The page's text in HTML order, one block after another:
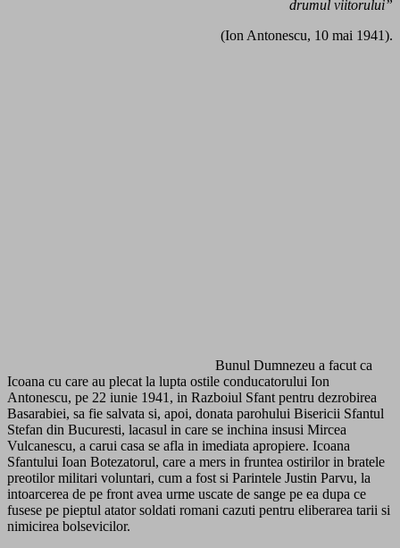
drumul viitorului”
(Ion Antonescu, 10 mai 1941).
Bunul Dumnezeu a facut ca
Icoana cu care au plecat la lupta ostile conducatorului Ion
Antonescu, pe 22 iunie 1941, in Razboiul Sfant pentru dezrobirea
Basarabiei, sa fie salvata si, apoi, donata parohului Bisericii Sfantul
Stefan din Bucuresti, lacasul in care se inchina insusi Mircea
Vulcanescu, a carui casa se afla in imediata apropiere. Icoana
Sfantului Ioan Botezatorul, care a mers in fruntea ostirilor in bratele
preotilor militari voluntari, cum a fost si Parintele Justin Parvu, la
intoarcerea de pe front avea urme uscate de sange pe ea dupa ce
fusese pe pieptul atator soldati romani cazuti pentru eliberarea tarii si
nimicirea bolsevicilor.